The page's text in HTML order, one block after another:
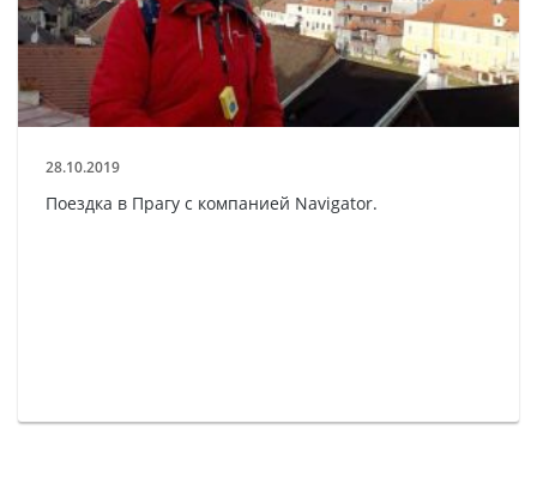
28.10.2019
Поездка в Прагу с компанией Navigator.